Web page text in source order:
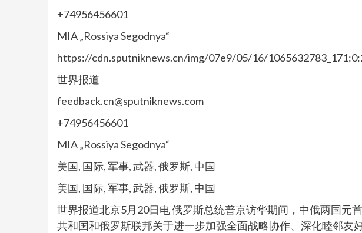
+74956456601
MIA „Rossiya Segodnya“
https://cdn.sputniknews.cn/img/07e9/05/16/
世界报道
feedback.cn@sputniknews.com
+74956456601
MIA „Rossiya Segodnya“
美国, 国际, 军事, 武器, 俄罗斯, 中国
美国, 国际, 军事, 武器, 俄罗斯, 中国
世界报道北京5月20日电 俄罗斯总统普京访华期间，中俄两国元
共和国和俄罗斯联邦关于进一步加强全面战略协作、深化睦邻友